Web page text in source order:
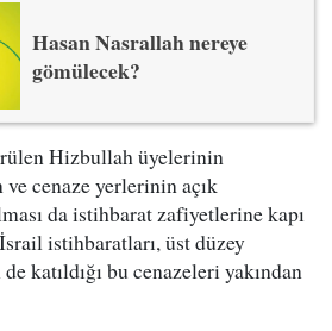
Hasan Nasrallah nereye
gömülecek?
Hizbullah üyelerinin
cenaze yerlerinin açık
da istihbarat zafiyetlerine kapı
istihbaratları, üst düzey
katıldığı bu cenazeleri yakından